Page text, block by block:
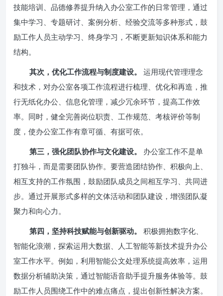
技能培训、品德修养提升纳入办公室工作的日常管理，通过
集中学习、专题研讨、案例分析、经验交流等多种形式，鼓
励工作人员主动学习、终身学习，不断更新知识体系和能力
结构。
其次，优化工作流程与制度建设。
运用现代管理理念
和技术，对办公室各项工作流程进行梳理、优化和再造，推
行无纸化办公、信息化管理，减少冗余环节，提高工作效
率。同时，健全完善岗位职责、工作规范、考核评价等制
度，使办公室工作有章可循、有据可依。
第三，强化团队协作与文化建设。
办公室工作不是单
打独斗，而是需要团队协作。要营造团结协作、积极向上、
相互支持的工作氛围，鼓励团队成员之间相互学习、共同进
步。通过开展形式多样的文体活动和团队建设，增强团队凝
聚力和向心力。
第四，坚持科技赋能与创新驱动。
积极拥抱数字化、
智能化浪潮，探索运用大数据、人工智能等新技术提升办公
室工作水平。例如，利用智能公文处理系统提高效率，运用
数据分析辅助决策，通过智能语音助手提升服务体验等。鼓
励工作人员围绕工作中的难点痛点，提出创新性解决方案。